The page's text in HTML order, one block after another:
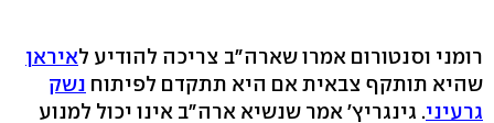
רומני וסנטורום אמרו שארה"ב צריכה להודיע לאיראן
שהיא תותקף צבאית אם היא תתקדם לפיתוח נשק
גרעיני. גינגריץ' אמר שנשיא ארה"ב אינו יכול למנוע